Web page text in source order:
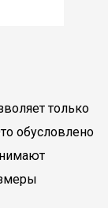
только
обусловлено